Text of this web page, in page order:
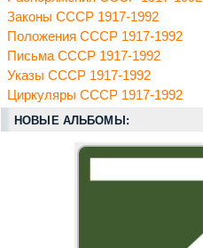
Законы СССР 1917-1992
Положения СССР 1917-1992
Письма СССР 1917-1992
Указы СССР 1917-1992
Циркуляры СССР 1917-1992
НОВЫЕ АЛЬБОМЫ: